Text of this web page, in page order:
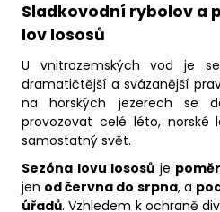
Sladkovodní rybolov a
lov lososů
U vnitrozemských vod je
dramatičtější a svázanější
na horských jezerech se
provozovat celé léto, norské
samostatný svět.
Sezóna lovu lososů je
jen od června do srpna, a
úřadů. Vzhledem k ochraně